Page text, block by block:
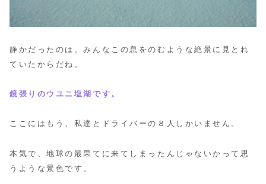
静かだったのは、みんなこの息をのむような絶景に見とれ
ていたからだね。
鏡張りのウユニ塩湖です。
ここにはもう、私達とドライバーの８人しかいません。
本気で、地球の最果てに来てしまったんじゃないかって思
うような景色です。